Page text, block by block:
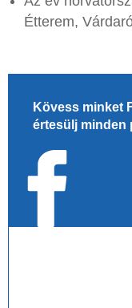
Étterem,
Kövess minket
értesülj minden